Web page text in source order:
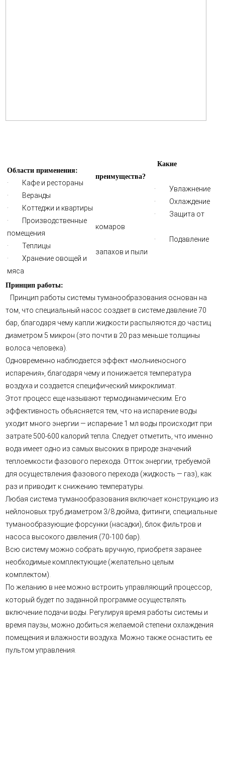
Области применения:
· Кафе и рестораны
· Веранды
· Коттеджи и квартиры
· Производственные
помещения
· Теплицы
· Хранение овощей и
мяса
Какие
преимущества?
· Увлажнение
· Охлаждение
· Защита от
комаров
· Подавление
запахов и пыли
Принцип работы:
Принцип работы системы туманообразования основан на
том, что специальный насос создает в системе давление 70
бар, благодаря чему капли жидкости распыляются до частиц
диаметром 5 микрон (это почти в 20 раз меньше толщины
волоса человека).
Одновременно наблюдается эффект «молниеносного
испарения», благодаря чему и понижается температура
воздуха и создается специфический микроклимат.
Этот процесс еще называют термодинамическим. Его
эффективность объясняется тем, что на испарение воды
уходит много энергии — испарение 1 мл воды происходит при
затрате 500-600 калорий тепла. Следует отметить, что именно
вода имеет одно из самых высоких в природе значений
теплоемкости фазового перехода. Отток энергии, требуемой
для осуществления фазового перехода (жидкость — газ), как
раз и приводит к снижению температуры.
Любая система туманообразования включает конструкцию из
нейлоновых труб диаметром 3/8 дюйма, фитинги, специальные
туманообразующие форсунки (насадки), блок фильтров и
насоса высокого давления (70-100 бар).
Всю систему можно собрать вручную, приобретя заранее
необходимые комплектующие (желательно целым
комплектом).
По желанию в нее можно встроить управляющий процессор,
который будет по заданной программе осуществлять
включение подачи воды. Регулируя время работы системы и
время паузы, можно добиться желаемой степени охлаждения
помещения и влажности воздуха. Можно также оснастить ее
пультом управления.